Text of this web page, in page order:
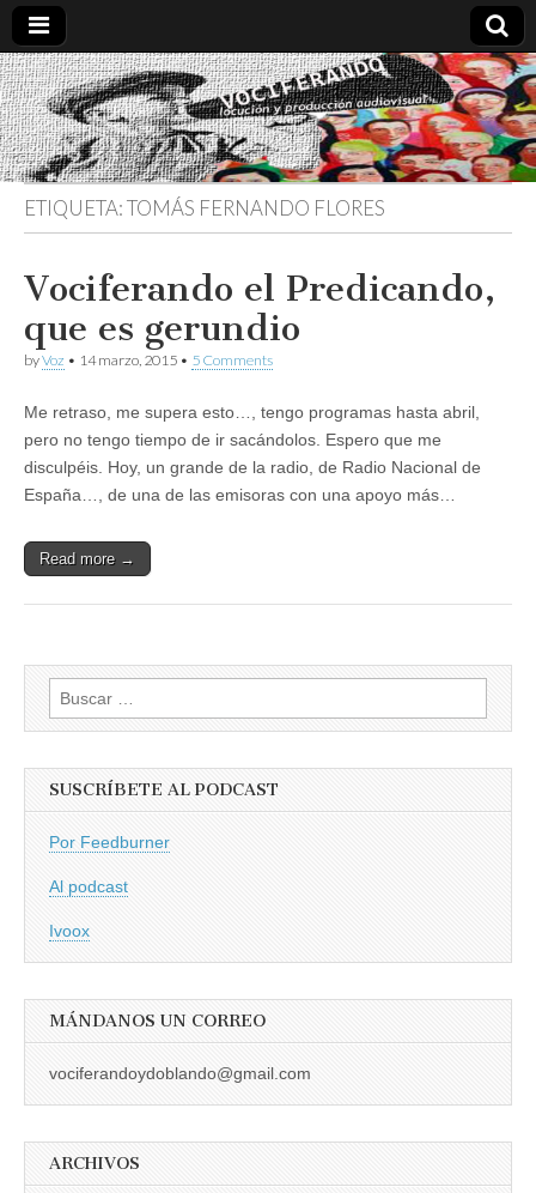
Vociferando
Comunicación,
Locucion y
Producción
Audiovisual
ETIQUETA:TOMÁS FERNANDO FLORES
Vociferando el Predicando,
que es gerundio
byVoz • 14 marzo, 2015 • 5 Comments
Me retraso, me supera esto…, tengo programas hasta abril,
pero no tengo tiempo de ir sacándolos. Espero que me
disculpéis. Hoy, un grande de la radio, de Radio Nacional de
España…, de una de las emisoras con una apoyo más…
Read more →
Buscar:
SUSCRÍBETE AL PODCAST
Por Feedburner
Al podcast
Ivoox
MÁNDANOS UN CORREO
vociferandoydoblando@gmail.com
ARCHIVOS